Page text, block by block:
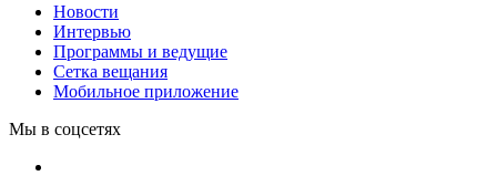
Новости
Интервью
Программы и ведущие
Сетка вещания
Мобильное приложение
Мы в соцсетях